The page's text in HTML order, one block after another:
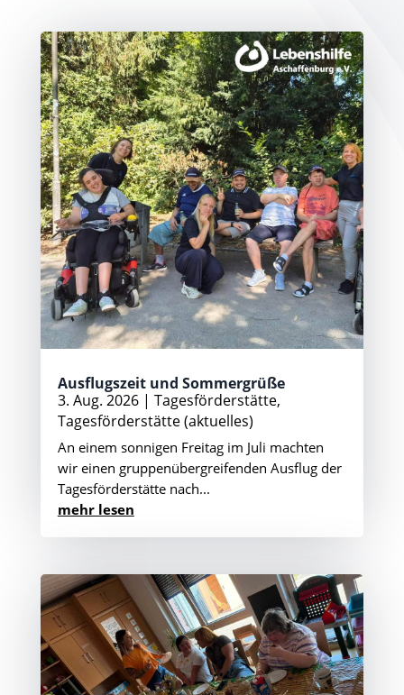
Ausflugszeit und Sommergrüße
3. Aug. 2026| Tagesförderstätte,
Tagesförderstätte (aktuelles)
An einem sonnigen Freitag im Juli machten
wir einen gruppenübergreifenden Ausflug der
Tagesförderstätte nach...
mehr lesen